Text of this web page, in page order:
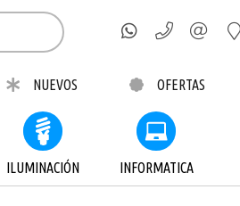
NUEVOS OFERTAS
ILUMINACIÓN INFORMATICA